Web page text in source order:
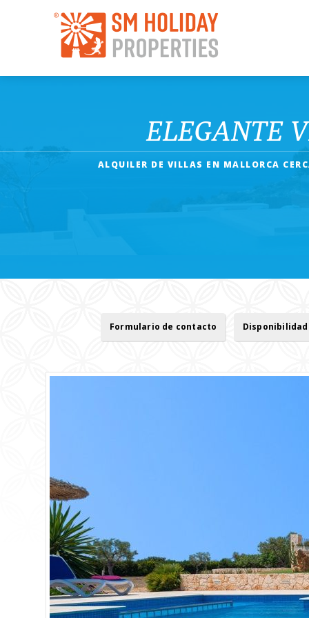
ELEGANTE
ALQUILER DE VILLAS EN MALLORCA
Formulario de contacto Disponibilidad